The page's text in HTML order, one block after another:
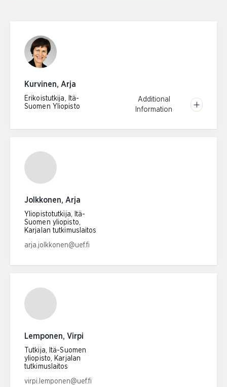
Kurvinen, Arja
Erikoistutkija, Itä-
Suomen Yliopisto
Additional
Information
Jolkkonen, Arja
Yliopistotutkija, Itä-
Suomen yliopisto,
Karjalan tutkimuslaitos
Email address:
arja.jolkkonen@uef.fi
Lemponen, Virpi
Tutkija, Itä-Suomen
yliopisto, Karjalan
tutkimuslaitos
Email address:
virpi.lemponen@uef.fi